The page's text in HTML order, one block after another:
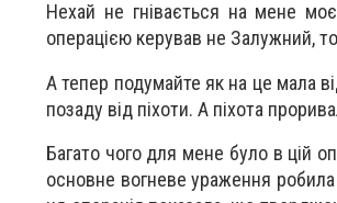
Нехай не гнівається на мене
операцією керував не Залужний,
А тепер подумайте як на це мала
позаду від піхоти. А піхота
Багато чого для мене було в цій
основне вогневе ураження робила